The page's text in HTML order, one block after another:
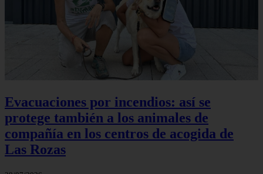
Evacuaciones por incendios: así se
protege también a los animales de
compañía en los centros de acogida de
Las Rozas